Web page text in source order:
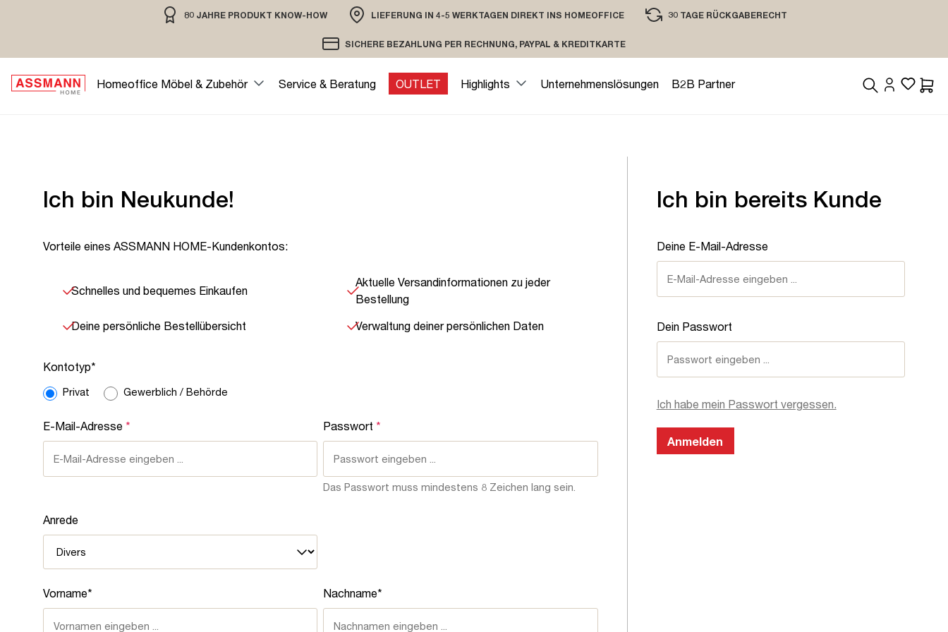
Zur Hauptnavigation springen80 JAHRE PRODUKT KNOW-HOW
80 JAHRE MÖBELBAU MIT TRADITION
LIEFERUNG IN 4-5 WERKTAGEN DIREKT INS HOMEOFFICE
VERSAND PER DHL ODER SPEDITION
30 TAGE RÜCKGABERECHT
SICHERE BEZAHLUNG PER RECHNUNG, PAYPAL & KREDITKARTE
VERSCHLÜSSELTE ÜBERTRAGUNG
Homeoffice Möbel & Zubehör Service & Beratung OUTLET Highlights Unternehmenslösungen
B2B Partner
Ich bin bereits Kunde
Deine E-Mail-Adresse
Dein Passwort
Ich habe mein Passwort vergessen.
Anmelden
Ich bin Neukunde!
Vorteile eines ASSMANN HOME-Kundenkontos:
Schnelles und bequemes Einkaufen
Aktuelle Versandinformationen zu jeder
Bestellung
Deine persönliche Bestellübersicht
Verwaltung deiner persönlichen Daten
Kontotyp*
Privat Gewerblich / Behörde
E-Mail-Adresse * Passwort*
Das Passwort muss mindestens 8 Zeichen lang sein.
Anrede
Vorname* Nachname*